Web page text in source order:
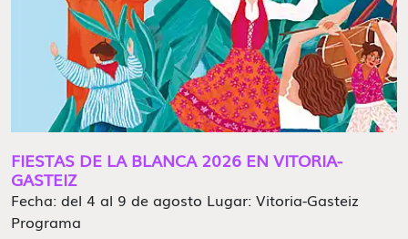
FIESTAS DE LA BLANCA 2026 EN VITORIA-
GASTEIZ
Fecha: del 4 al 9 de agosto Lugar: Vitoria-Gasteiz
Programa